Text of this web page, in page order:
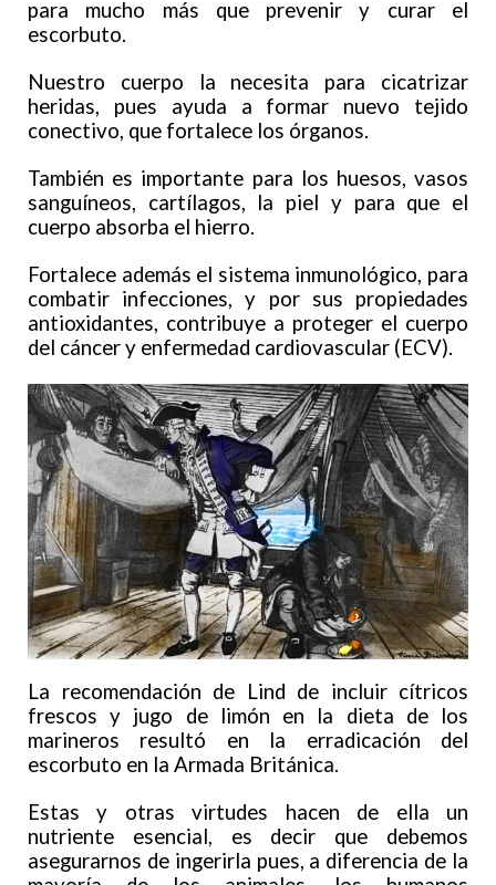
para mucho más que prevenir y curar el
escorbuto.
Nuestro cuerpo la necesita para cicatrizar
heridas, pues ayuda a formar nuevo tejido
conectivo, que fortalece los órganos.
También es importante para los huesos, vasos
sanguíneos, cartílagos, la piel y para que el
cuerpo absorba el hierro.
Fortalece además el sistema inmunológico, para
combatir infecciones, y por sus propiedades
antioxidantes, contribuye a proteger el cuerpo
del cáncer y enfermedad cardiovascular (ECV).
La recomendación de Lind de incluir cítricos
frescos y jugo de limón en la dieta de los
marineros resultó en la erradicación del
escorbuto en la Armada Británica.
Estas y otras virtudes hacen de ella un
nutriente esencial, es decir que debemos
asegurarnos de ingerirla pues, a diferencia de la